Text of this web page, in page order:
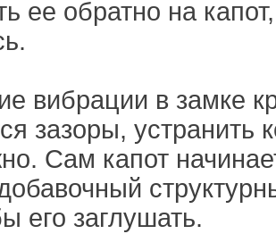
ее обратно на
вибрации в замке
зазоры, устранить
Сам капот
его заглушать.